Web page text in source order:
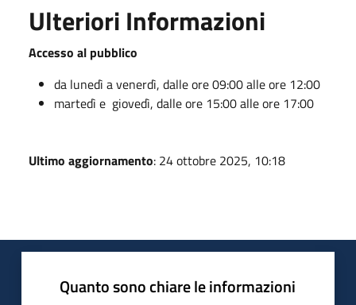
Ulteriori Informazioni
Accesso al pubblico
da lunedì a venerdì, dalle ore 09:00 alle ore 12:00
martedì e giovedì, dalle ore 15:00 alle ore 17:00
Ultimo aggiornamento: 24 ottobre 2025, 10:18
Quanto sono chiare le informazioni